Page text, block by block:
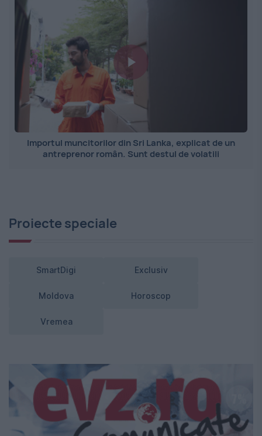
Importul muncitorilor din Sri Lanka, explicat de un
antreprenor român. Sunt destul de volatili
Proiecte speciale
SmartDigi Exclusiv
Moldova Horoscop
Vremea